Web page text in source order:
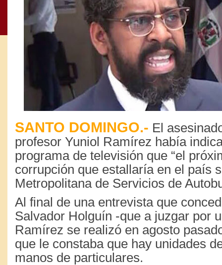
SANTO DOMINGO.- El
profesor Yuniol Ramírez había
programa de televisión que “el
corrupción que estallaría en el país
Metropolitana de Servicios de
Al final de una entrevista que
Salvador Holguín -que a juzgar por
Ramírez se realizó en agosto
que le constaba que hay unidades
manos de particulares.